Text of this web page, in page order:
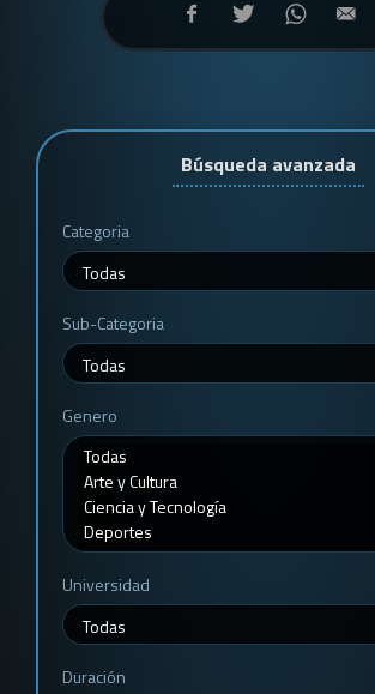
Búsqueda avanzada
Categoria
Sub-Categoria
Genero
Universidad
Duración